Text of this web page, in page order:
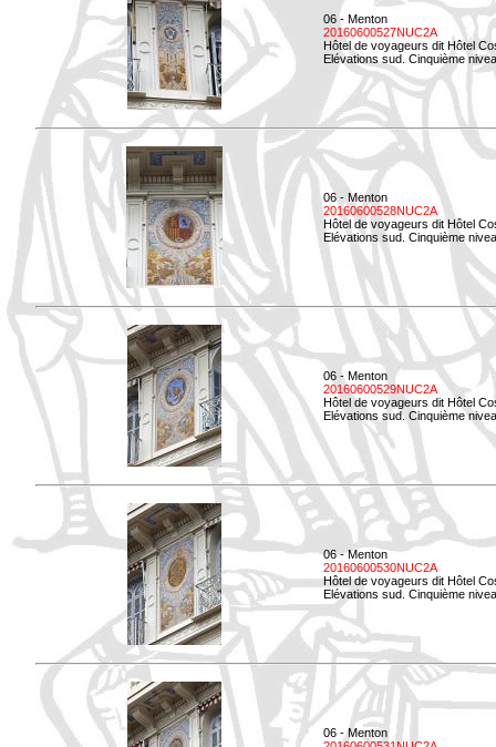
06 - Menton
20160600527NUC2A
Hôtel de voyageurs dit Hôtel
Elévations sud. Cinquième
06 - Menton
20160600528NUC2A
Hôtel de voyageurs dit Hôtel
Elévations sud. Cinquième
06 - Menton
20160600529NUC2A
Hôtel de voyageurs dit Hôtel
Elévations sud. Cinquième
06 - Menton
20160600530NUC2A
Hôtel de voyageurs dit Hôtel
Elévations sud. Cinquième
06 - Menton